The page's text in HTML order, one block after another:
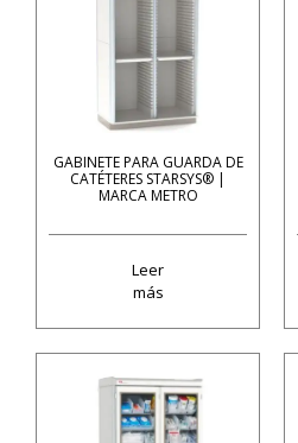
GABINETE PARA GUARDA DE
CATÉTERES STARSYS® |
MARCA METRO
Leer
más